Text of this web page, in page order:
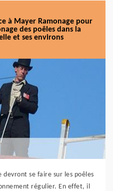
à Mayer Ramonage pour
des poêles dans la
et ses environs
se faire sur les poêles
régulier. En effet, il